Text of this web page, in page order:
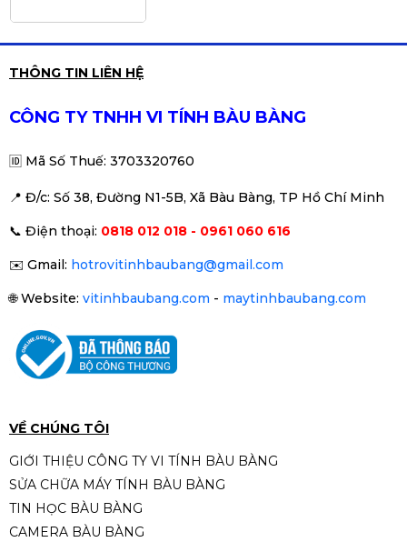
Liên hệ
X RGB 8GB 3200 Mhz
Ram DDR4 Adata XPG Spectrix
D50 16GB 3200Mhz RGB White
THÔNG TIN LIÊN HỆ
CÔNG TY TNHH VI TÍNH BÀU BÀNG
🆔 Mã Số Thuế: 3703320760
📍 Đ/c: Số 38, Đường N1-5B, Xã Bàu Bàng, TP Hồ Chí Minh
📞 Điện thoại: 0818 012 018 - 0961 060 616
✉️ Gmail: hotrovitinhbaubang@gmail.com
🌐Website: vitinhbaubang.com - maytinhbaubang.com
VỀ CHÚNG TÔI
GIỚI THIỆU CÔNG TY VI TÍNH BÀU BÀNG
SỬA CHỮA MÁY TÍNH BÀU BÀNG
TIN HỌC BÀU BÀNG
CAMERA BÀU BÀNG